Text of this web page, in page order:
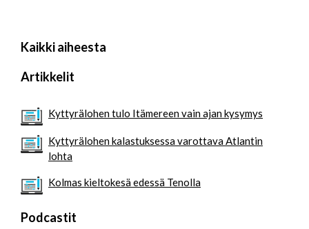
Kaikki aiheesta
Artikkelit
Kyttyrälohen tulo Itämereen vain ajan kysymys
Kyttyrälohen kalastuksessa varottava Atlantin
lohta
Kolmas kieltokesä edessä Tenolla
Podcastit